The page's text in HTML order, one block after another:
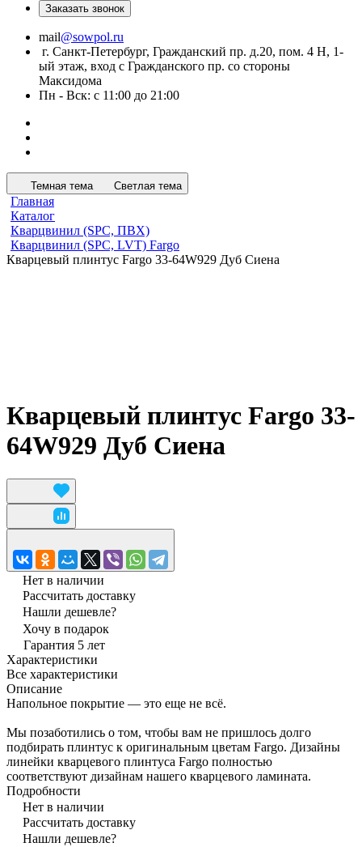
Заказать звонок
mail@sowpol.ru
г. Санкт-Петербург, Гражданский пр. д.20, пом. 4 Н, 1-
ый этаж, вход с Гражданского пр. со стороны
Максидома
Пн - Вск: с 11:00 до 21:00
Темная тема Светлая тема
Главная
Каталог
Кварцвинил (SPC, ПВХ)
Кварцвинил (SPC, LVT) Fargo
Кварцевый плинтус Fargo 33-64W929 Дуб Сиена
Кварцевый плинтус Fargo 33-
64W929 Дуб Сиена
Нет в наличии
Рассчитать доставку
Нашли дешевле?
Хочу в подарок
Гарантия 5 лет
Характеристики
Все характеристики
Описание
Напольное покрытие — это еще не всё.
Мы позаботились о том, чтобы вам не пришлось долго
подбирать плинтус к оригинальным цветам Fargo. Дизайны
линейки кварцевого плинтуса Fargo полностью
соответствуют дизайнам нашего кварцевого ламината.
Подробности
Нет в наличии
Рассчитать доставку
Нашли дешевле?